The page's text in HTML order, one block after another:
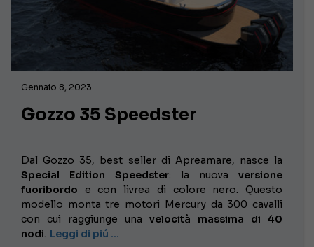
Gennaio 8, 2023
Gozzo 35 Speedster
Dal Gozzo 35, best seller di Apreamare, nasce la
Special Edition Speedster: la nuova versione
fuoribordo e con livrea di colore nero. Questo
modello monta tre motori Mercury da 300 cavalli
con cui raggiunge una velocità massima di 40
nodi. Leggi di piú …